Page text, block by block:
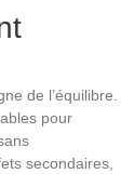
de l’équilibre.
pour
secondaires,